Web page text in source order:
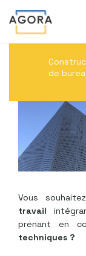
de
Vous
travail
prenant en
techniques ?